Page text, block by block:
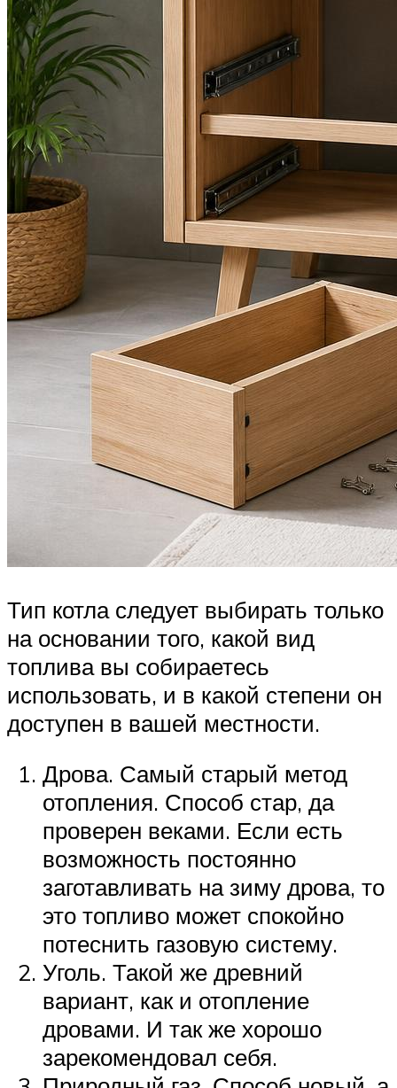
Тип котла следует выбирать только
на основании того, какой вид
топлива вы собираетесь
использовать, и в какой степени он
доступен в вашей местности.
Дрова. Самый старый метод
отопления. Способ стар, да
проверен веками. Если есть
возможность постоянно
заготавливать на зиму дрова, то
это топливо может спокойно
потеснить газовую систему.
Уголь. Такой же древний
вариант, как и отопление
дровами. И так же хорошо
зарекомендовал себя.